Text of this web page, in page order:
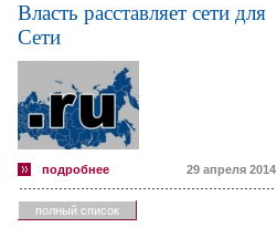
Власть расставляет сети для
Сети
подробнее 29 апреля 2014
полный список